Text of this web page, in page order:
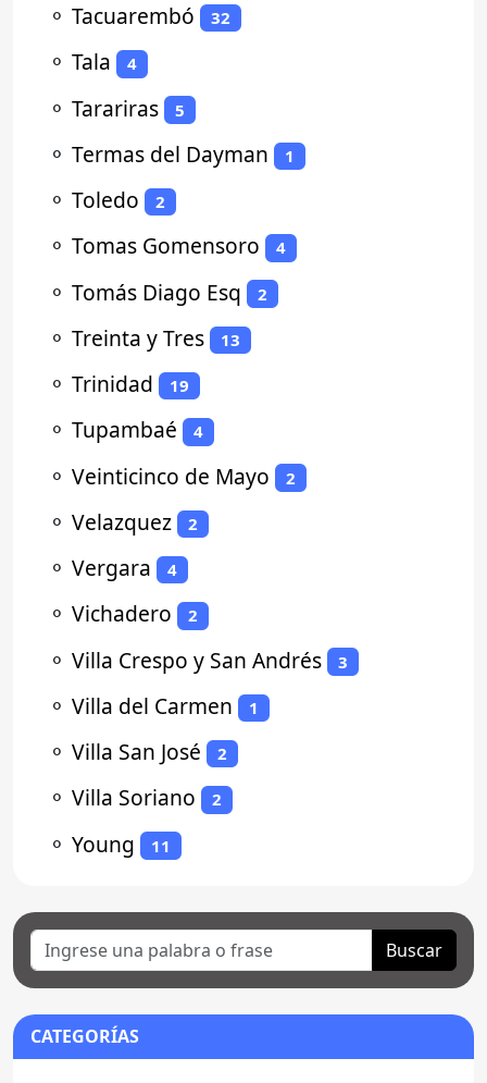
⚬ Tacuarembó 32
⚬ Tala 4
⚬ Tarariras 5
⚬ Termas del Dayman 1
⚬ Toledo 2
⚬ Tomas Gomensoro 4
⚬ Tomás Diago Esq 2
⚬ Treinta y Tres 13
⚬ Trinidad 19
⚬ Tupambaé 4
⚬ Veinticinco de Mayo 2
⚬ Velazquez 2
⚬ Vergara 4
⚬ Vichadero 2
⚬ Villa Crespo y San Andrés 3
⚬ Villa del Carmen 1
⚬ Villa San José 2
⚬ Villa Soriano 2
⚬ Young 11
Buscar
CATEGORÍAS